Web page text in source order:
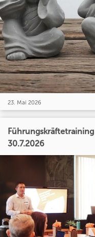
23. Mai 2026
30.7.2026